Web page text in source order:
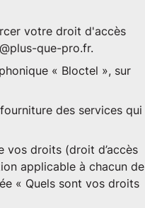
votre droit d'accès
que-pro.fr.
« Bloctel », sur
des services qui
vos droits (droit d’accès
applicable à chacun de
« Quels sont vos droits